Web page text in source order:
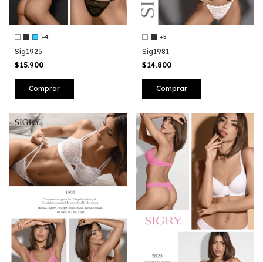
+4
Sig1925
$15.900
Comprar
+5
Sig1981
$14.800
Comprar